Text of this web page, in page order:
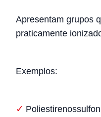
Apresentam grupos
praticamente
Exemplos: